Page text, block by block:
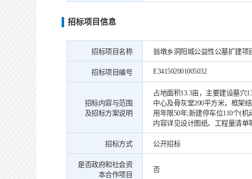
招标项目信息
招标项目名称 翁墩乡洞阳城公益性公墓扩建项
招标项目编号 E341502001005032
招标内容与范围
及招标方案说明
占地面积13.3亩，主要建设墓穴
中心及骨灰堂200平方米，框架
用年限50年;新建停车位110个(
内容详见设计图纸、工程量清单
招标方式 公开招标
是否政府和社会资
本合作项目
否